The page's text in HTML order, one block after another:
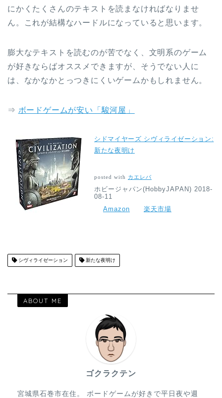
にかくたくさんのテキストを読まなければなりませ
ん。これが結構なハードルになっていると思います。
膨大なテキストを読むのが苦でなく、文明系のゲーム
が好きならばオススメできますが、そうでない人に
は、なかなかとっつきにくいゲームかもしれません。
⇒ ボードゲームが安い「駿河屋」
シドマイヤーズ シヴィライゼーション:
新たな夜明け
posted with カエレバ
ホビージャパン(HobbyJAPAN) 2018-
08-11
Amazon
楽天市場
シヴィライゼーション 新たな夜明け
ABOUT ME
ゴクラクテン
宮城県石巻市在住。 ボードゲームが好きで平日夜や週